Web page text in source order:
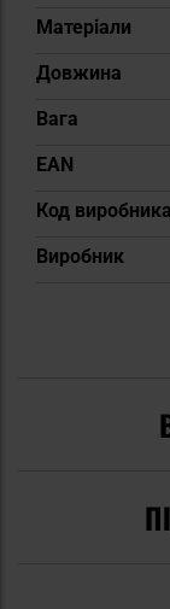
Матеріали
Довжина
Вага
EAN
Код виробника
Виробник